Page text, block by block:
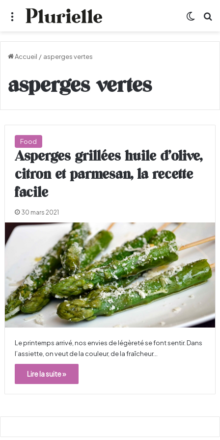
Menu
Accueil / asperges vertes
asperges vertes
Food
Asperges grillées huile d’olive,
citron et parmesan, la recette
facile
30 mars 2021
Le printemps arrivé, nos envies de légèreté se font sentir. Dans
l’assiette, on veut de la couleur, de la fraîcheur…
Lire la suite »